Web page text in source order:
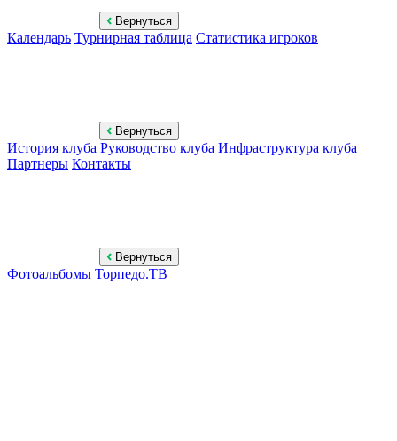
Вернуться
Календарь Турнирная таблица Статистика игроков
Вернуться
История клуба Руководство клуба Инфраструктура клуба
Партнеры Контакты
Вернуться
Фотоальбомы Торпедо.ТВ